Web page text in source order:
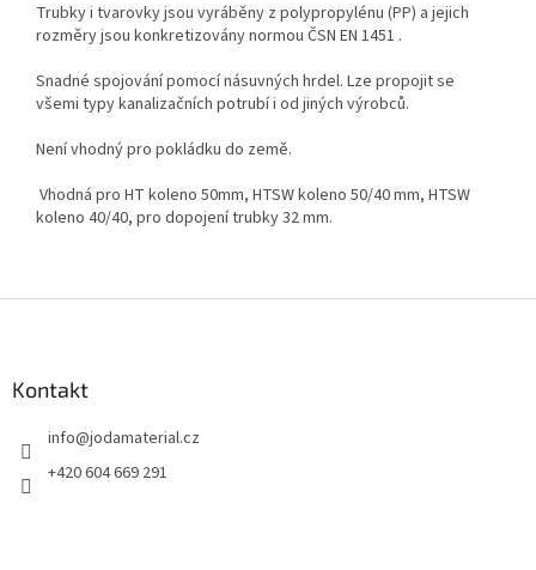
Trubky i tvarovky jsou vyráběny z polypropylénu (PP) a jejich
rozměry jsou konkretizovány normou ČSN EN 1451 .
Snadné spojování pomocí násuvných hrdel. Lze propojit se
všemi typy kanalizačních potrubí i od jiných výrobců.
Není vhodný pro pokládku do země.
Vhodná pro HT koleno 50mm, HTSW koleno 50/40 mm, HTSW
koleno 40/40, pro dopojení trubky 32 mm.
Kontakt
info@jodamaterial.cz
+420 604 669 291